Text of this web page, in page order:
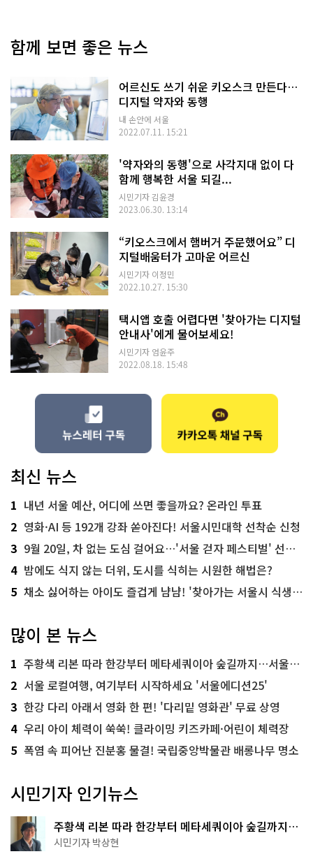
함께 보면 좋은 뉴스
어르신도 쓰기 쉬운 키오스크 만든다…
디지털 약자와 동행
내 손안에 서울
2022.07.11. 15:21
'약자와의 동행'으로 사각지대 없이 다
함께 행복한 서울 되길...
시민기자 김윤경
2023.06.30. 13:14
“키오스크에서 햄버거 주문했어요” 디
지털배움터가 고마운 어르신
시민기자 이정민
2022.10.27. 15:30
택시앱 호출 어렵다면 '찾아가는 디지털
안내사'에게 물어보세요!
시민기자 엄윤주
2022.08.18. 15:48
최신 뉴스
1 내년 서울 예산, 어디에 쓰면 좋을까요? 온라인 투표
2 영화·AI 등 192개 강좌 쏟아진다! 서울시민대학 선착순 신청
3 9월 20일, 차 없는 도심 걸어요…'서울 걷자 페스티벌' 선착순 5천명
4 밤에도 식지 않는 더위, 도시를 식히는 시원한 해법은?
5 채소 싫어하는 아이도 즐겁게 냠냠! '찾아가는 서울시 식생활 교육' 현장
많이 본 뉴스
1 주황색 리본 따라 한강부터 메타세쿼이아 숲길까지…서울둘레길 15코스
2 서울 로컬여행, 여기부터 시작하세요 '서울에디션25'
3 한강 다리 아래서 영화 한 편! '다리밑 영화관' 무료 상영
4 우리 아이 체력이 쑥쑥! 클라이밍 키즈카페·어린이 체력장
5 폭염 속 피어난 진분홍 물결! 국립중앙박물관 배롱나무 명소
시민기자 인기뉴스
주황색 리본 따라 한강부터 메타세쿼이아 숲길까지…
서울둘레길 15코스
시민기자 박상현